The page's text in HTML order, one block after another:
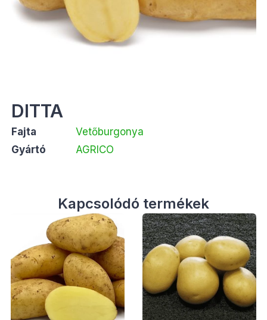
DITTA
Fajta
Vetőburgonya
Gyártó
AGRICO
Kapcsolódó termékek